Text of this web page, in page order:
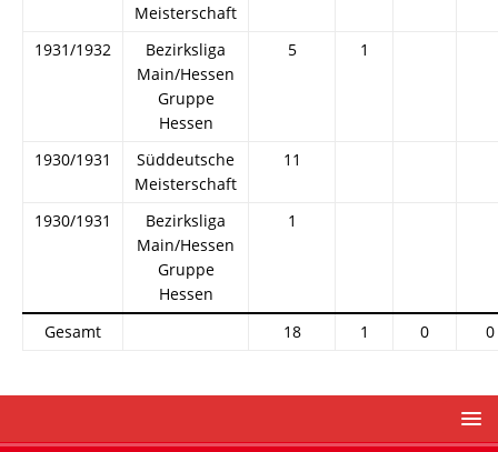
Meisterschaft
1931/1932
Bezirksliga
Main/Hessen
Gruppe
Hessen
5 1
1930/1931
Süddeutsche
Meisterschaft
11
1930/1931
Bezirksliga
Main/Hessen
Gruppe
Hessen
1
Gesamt 18 1 0 0